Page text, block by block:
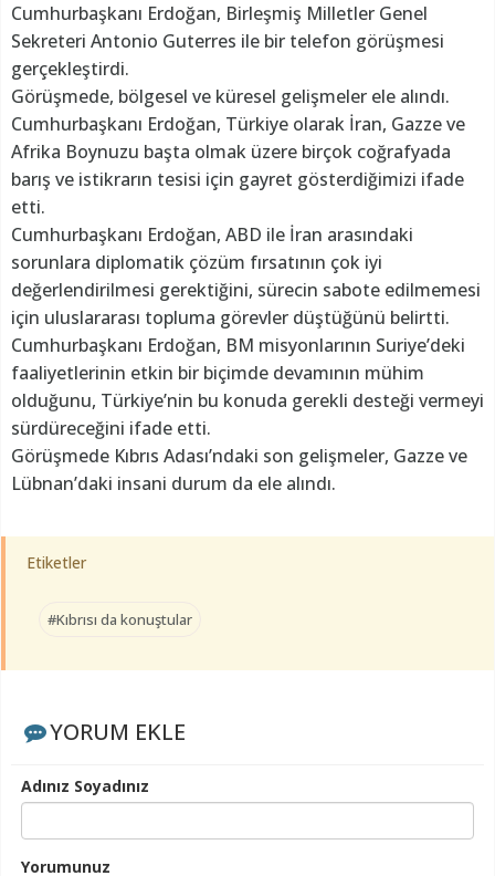
Cumhurbaşkanı Erdoğan, Birleşmiş Milletler Genel
Sekreteri Antonio Guterres ile bir telefon görüşmesi
gerçekleştirdi.
Görüşmede, bölgesel ve küresel gelişmeler ele alındı.
Cumhurbaşkanı Erdoğan, Türkiye olarak İran, Gazze ve
Afrika Boynuzu başta olmak üzere birçok coğrafyada
barış ve istikrarın tesisi için gayret gösterdiğimizi ifade
etti.
Cumhurbaşkanı Erdoğan, ABD ile İran arasındaki
sorunlara diplomatik çözüm fırsatının çok iyi
değerlendirilmesi gerektiğini, sürecin sabote edilmemesi
için uluslararası topluma görevler düştüğünü belirtti.
Cumhurbaşkanı Erdoğan, BM misyonlarının Suriye’deki
faaliyetlerinin etkin bir biçimde devamının mühim
olduğunu, Türkiye’nin bu konuda gerekli desteği vermeyi
sürdüreceğini ifade etti.
Görüşmede Kıbrıs Adası’ndaki son gelişmeler, Gazze ve
Lübnan’daki insani durum da ele alındı.
Etiketler
#Kıbrısı da konuştular
YORUM EKLE
Adınız Soyadınız
Yorumunuz